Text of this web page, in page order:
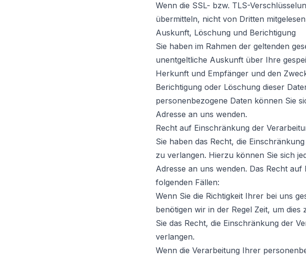
Wenn die SSL- bzw. TLS-
übermitteln, nicht von Dritten
Auskunft, Löschung und Berichtigung
Sie haben im Rahmen der geltenden
unentgeltliche Auskunft über Ihre
Herkunft und Empfänger und den
Berichtigung oder Löschung dieser
personenbezogene Daten können Sie
Adresse an uns wenden.
Recht auf Einschränkung der
Sie haben das Recht, die
zu verlangen. Hierzu können Sie sich
Adresse an uns wenden. Das Recht
folgenden Fällen:
Wenn Sie die Richtigkeit Ihrer bei uns
benötigen wir in der Regel Zeit, um
Sie das Recht, die Einschränkung der
verlangen.
Wenn die Verarbeitung Ihrer